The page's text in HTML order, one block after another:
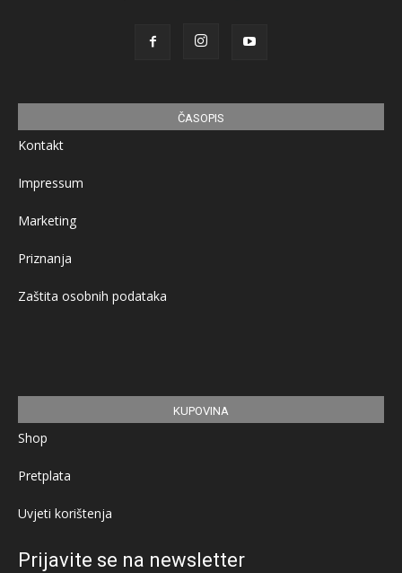
ČASOPIS
Kontakt
Impressum
Marketing
Priznanja
Zaštita osobnih podataka
KUPOVINA
Shop
Pretplata
Uvjeti korištenja
Prijavite se na newsletter